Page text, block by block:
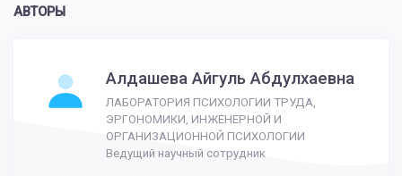
АВТОРЫ
Алдашева Айгуль Абдулхаевна
ЛАБОРАТОРИЯ ПСИХОЛОГИИ ТРУДА,
ЭРГОНОМИКИ, ИНЖЕНЕРНОЙ И
ОРГАНИЗАЦИОННОЙ ПСИХОЛОГИИ
Ведущий научный сотрудник